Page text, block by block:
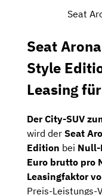
Seat
Seat
Style
Leasing
Der City-SUV
wird der Seat
Edition bei Null-
Euro brutto pro
Leasingfaktor
Preis-Leistungs-